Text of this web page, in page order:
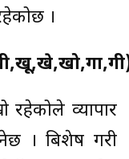
।
रहेकोले व्यापार
। बिशेष गरी